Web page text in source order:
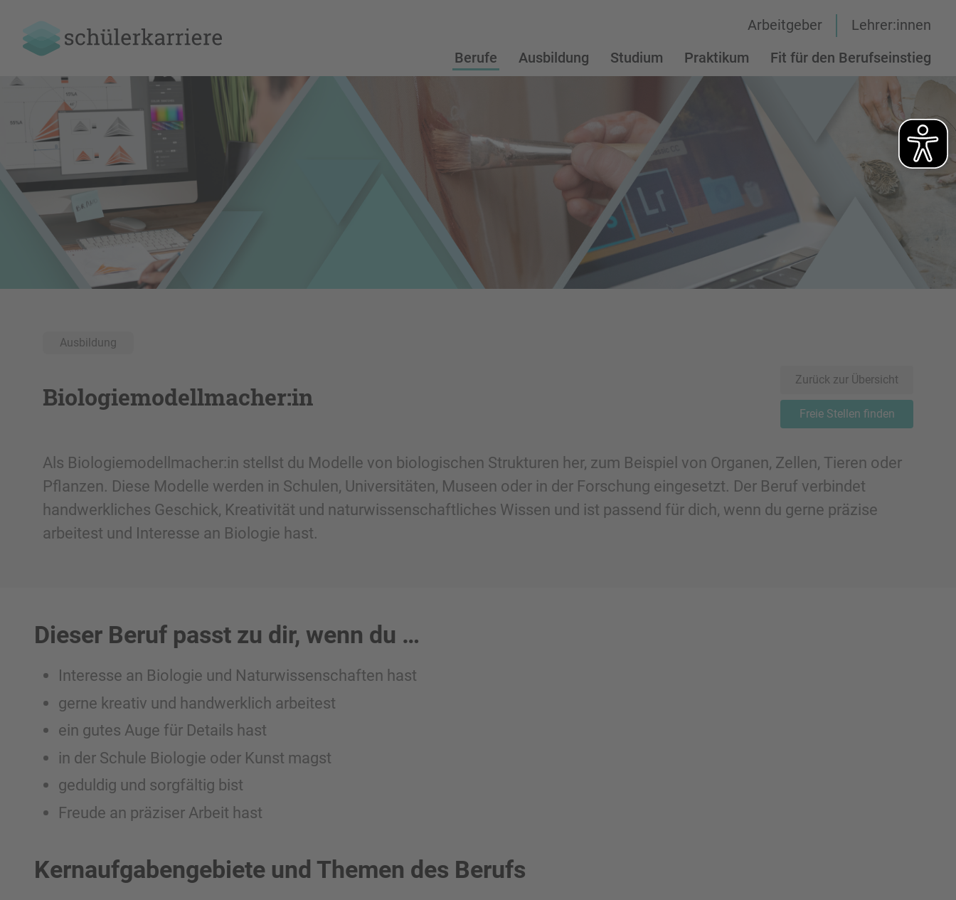
Berufe Ausbildung Studium Praktikum Fit für den Berufseinstieg
Arbeitgeber Lehrer:innen
Ausbildung
Biologiemodellmacher:in
Zurück zur Übersicht
Freie Stellen finden
Als Biologiemodellmacher:in stellst du Modelle von biologischen Strukturen her, zum Beispiel von Organen, Zellen, Tieren oder
Pflanzen. Diese Modelle werden in Schulen, Universitäten, Museen oder in der Forschung eingesetzt. Der Beruf verbindet
handwerkliches Geschick, Kreativität und naturwissenschaftliches Wissen und ist passend für dich, wenn du gerne präzise
arbeitest und Interesse an Biologie hast.
Dieser Beruf passt zu dir, wenn du …
Interesse an Biologie und Naturwissenschaften hast
gerne kreativ und handwerklich arbeitest
ein gutes Auge für Details hast
in der Schule Biologie oder Kunst magst
geduldig und sorgfältig bist
Freude an präziser Arbeit hast
Kernaufgabengebiete und Themen des Berufs